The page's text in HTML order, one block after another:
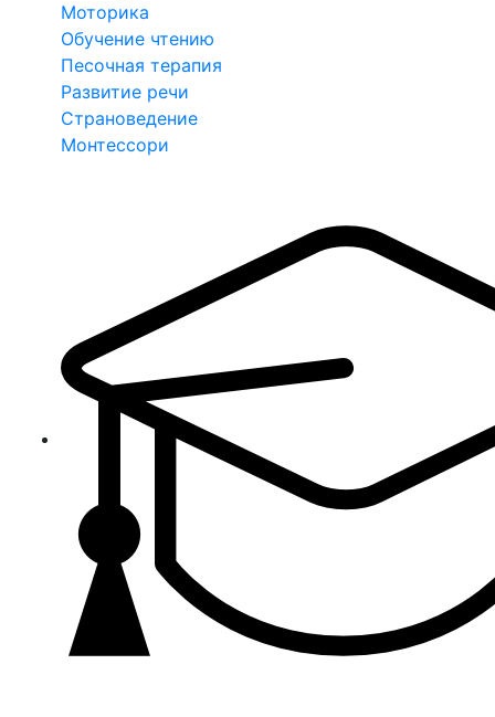
Моторика
Обучение чтению
Песочная терапия
Развитие речи
Страноведение
Монтессори